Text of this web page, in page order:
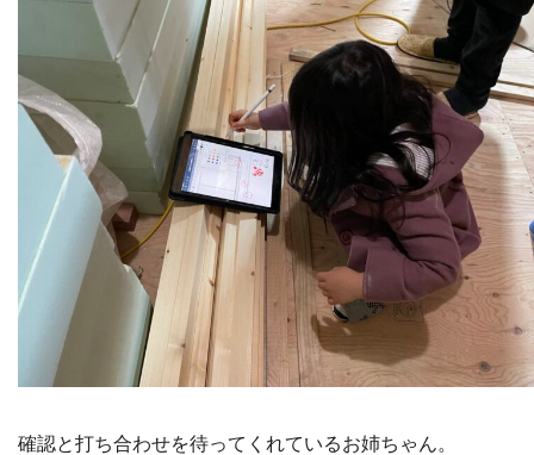
確認と打ち合わせを待ってくれているお姉ちゃん。